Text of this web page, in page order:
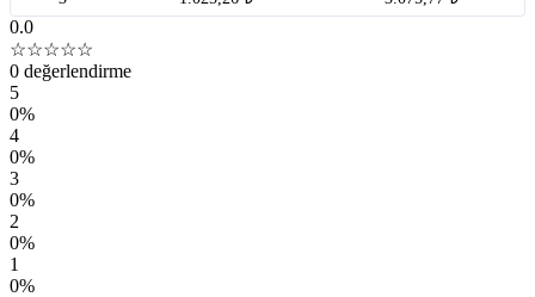
0.0
☆☆☆☆☆
0 değerlendirme
5
0%
4
0%
3
0%
2
0%
1
0%